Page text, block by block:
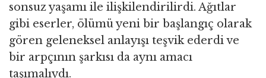
sonsuz yaşamı ile ilişkilendirilirdi. Ağıtlar
gibi eserler, ölümü yeni bir başlangıç olarak
gören geleneksel anlayışı teşvik ederdi ve
bir arpçının şarkısı da aynı amacı
taşımalıydı.